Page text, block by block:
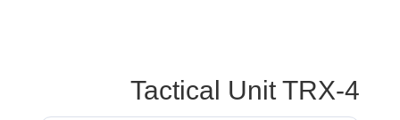
Tactical Unit TRX-4